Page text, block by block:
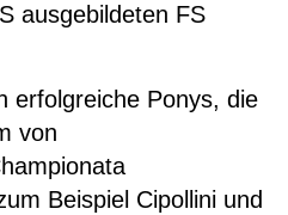
ausgebildeten FS
erfolgreiche Ponys, die
von
Beispiel Cipollini und